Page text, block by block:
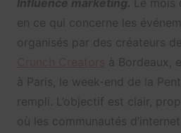
Influence marketing. Le mois
en ce qui concerne les
organisés par des créateurs
à Bordeaux,
à Paris, le week-end de la
rempli. L’objectif est clair,
où les communautés